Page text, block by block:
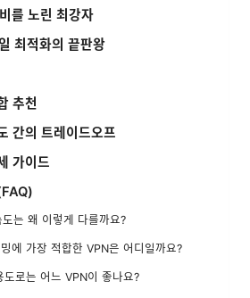
를 노린 최강자
최적화의 끝판왕
추천
간의 트레이드오프
가이드
도는 왜 이렇게 다를까요?
에 가장 적합한 VPN은 어디일까요?
도로는 어느 VPN이 좋나요?